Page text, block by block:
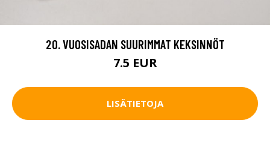
20. VUOSISADAN SUURIMMAT KEKSINNÖT
7.5 EUR
LISÄTIETOJA